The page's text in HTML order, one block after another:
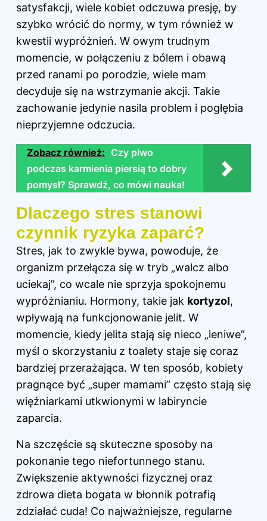
satysfakcji, wiele kobiet odczuwa presję, by
szybko wrócić do normy, w tym również w
kwestii wypróżnień. W owym trudnym
momencie, w połączeniu z bólem i obawą
przed ranami po porodzie, wiele mam
decyduje się na wstrzymanie akcji. Takie
zachowanie jedynie nasila problem i pogłębia
nieprzyjemne odczucia.
Zobacz również: Czy piwo
podczas karmienia piersią to dobry
pomysł? Sprawdź, co mówi nauka!
Dlaczego stres stanowi
czynnik ryzyka zaparć?
Stres, jak to zwykle bywa, powoduje, że
organizm przełącza się w tryb „walcz albo
uciekaj”, co wcale nie sprzyja spokojnemu
wypróżnianiu. Hormony, takie jak kortyzol,
wpływają na funkcjonowanie jelit. W
momencie, kiedy jelita stają się nieco „leniwe”,
myśl o skorzystaniu z toalety staje się coraz
bardziej przerażająca. W ten sposób, kobiety
pragnące być „super mamami” często stają się
więźniarkami utkwionymi w labiryncie
zaparcia.
Na szczęście są skuteczne sposoby na
pokonanie tego niefortunnego stanu.
Zwiększenie aktywności fizycznej oraz
zdrowa dieta bogata w błonnik potrafią
zdziałać cuda! Co najważniejsze, regularne